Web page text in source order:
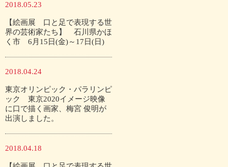
2018.05.23
【絵画展 口と足で表現する世
界の芸術家たち】 石川県かほ
く市 6月15日(金)～17日(日)
2018.04.24
東京オリンピック・パラリンピ
ック 東京2020イメージ映像
に口で描く画家、梅宮 俊明が
出演しました。
2018.04.18